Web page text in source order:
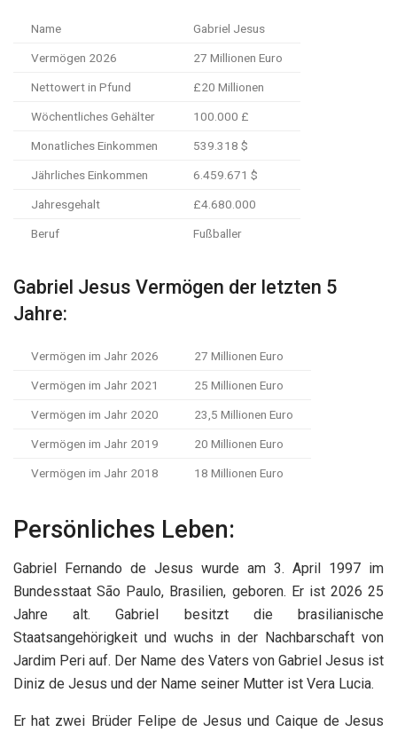
Name Gabriel Jesus
Vermögen 2026 27 Millionen Euro
Nettowert in Pfund £20 Millionen
Wöchentliches Gehälter 100.000 £
Monatliches Einkommen 539.318 $
Jährliches Einkommen 6.459.671 $
Jahresgehalt £4.680.000
Beruf Fußballer
Gabriel Jesus Vermögen der letzten 5
Jahre:
Vermögen im Jahr 2026 27 Millionen Euro
Vermögen im Jahr 2021 25 Millionen Euro
Vermögen im Jahr 2020 23,5 Millionen Euro
Vermögen im Jahr 2019 20 Millionen Euro
Vermögen im Jahr 2018 18 Millionen Euro
Persönliches Leben:
Gabriel Fernando de Jesus wurde am 3. April 1997 im
Bundesstaat São Paulo, Brasilien, geboren. Er ist 2026 25
Jahre alt. Gabriel besitzt die brasilianische
Staatsangehörigkeit und wuchs in der Nachbarschaft von
Jardim Peri auf. Der Name des Vaters von Gabriel Jesus ist
Diniz de Jesus und der Name seiner Mutter ist Vera Lucia.
Er hat zwei Brüder Felipe de Jesus und Caique de Jesus